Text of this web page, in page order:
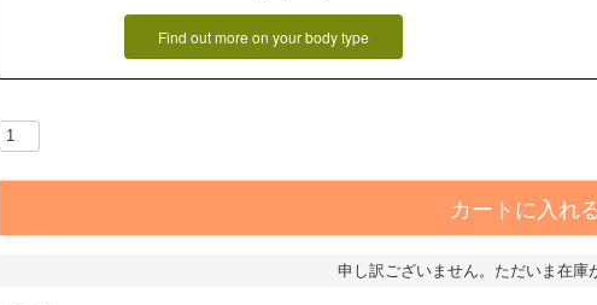
Find out more on your body type
カートに入れ
申し訳ございません。ただいま在庫